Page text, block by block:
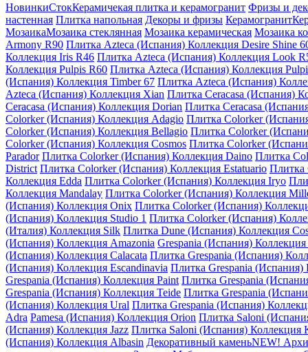
НовинкиСтокКерамичекая плитка и керамогранит Фризы и
настенная Плитка напольная Декоры и фризы Керамогранит
МозаикаМозаика стеклянная Мозаика керамическая Мозаика
Armony R90 Плитка Azteca (Испания) Коллекция Desire Shine
Коллекция Iris R46 Плитка Azteca (Испания) Коллекция Look
Коллекция Pulpis R60 Плитка Azteca (Испания) Коллекция
(Испания) Коллекция Timber 67 Плитка Azteca (Испания)
Azteca (Испания) Коллекция Xian Плитка Ceracasa (Испания)
Ceracasa (Испания) Коллекция Dorian Плитка Ceracasa
Colorker (Испания) Коллекция Adagio Плитка Colorker
Colorker (Испания) Коллекция Bellagio Плитка Colorker
Colorker (Испания) Коллекция Cosmos Плитка Colorker
Parador Плитка Colorker (Испания) Коллекция Daino Плитка
District Плитка Colorker (Испания) Коллекция Estatuario Плитка
Коллекция Edda Плитка Colorker (Испания) Коллекция Iryo
Коллекция Mandalay Плитка Colorker (Испания) Коллекция
(Испания) Коллекция Onix Плитка Colorker (Испания)
(Испания) Коллекция Studio 1 Плитка Colorker (Испания)
(Италия) Коллекция Silk Плитка Dune (Испания) Коллекция
(Испания) Коллекция Amazonia Grespania (Испания)
(Испания) Коллекция Calacata Плитка Grespania (Испания)
(Испания) Коллекция Escandinavia Плитка Grespania (Испания)
Grespania (Испания) Коллекция Paint Плитка Grespania
Grespania (Испания) Коллекция Teide Плитка Grespania
(Испания) Коллекция Ural Плитка Grespania (Испания)
Adra Pamesa (Испания) Коллекция Orion Плитка Saloni
(Испания) Коллекция Jazz Плитка Saloni (Испания) Коллекция
(Испания) Коллекция Albasin Декоративный каменьNEW!